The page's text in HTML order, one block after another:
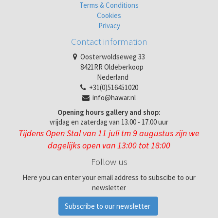
Terms & Conditions
Cookies
Privacy
Contact information
Oosterwoldseweg 33
8421RR Oldeberkoop
Nederland
+31(0)516451020
info@hawar.nl
Opening hours gallery and shop:
vrijdag en zaterdag van 13.00 - 17.00 uur
Tijdens Open Stal van 11 juli tm 9 augustus zijn we
dagelijks open van 13:00 tot 18:00
Follow us
Here you can enter your email address to subscibe to our
newsletter
Subscribe to our newsletter